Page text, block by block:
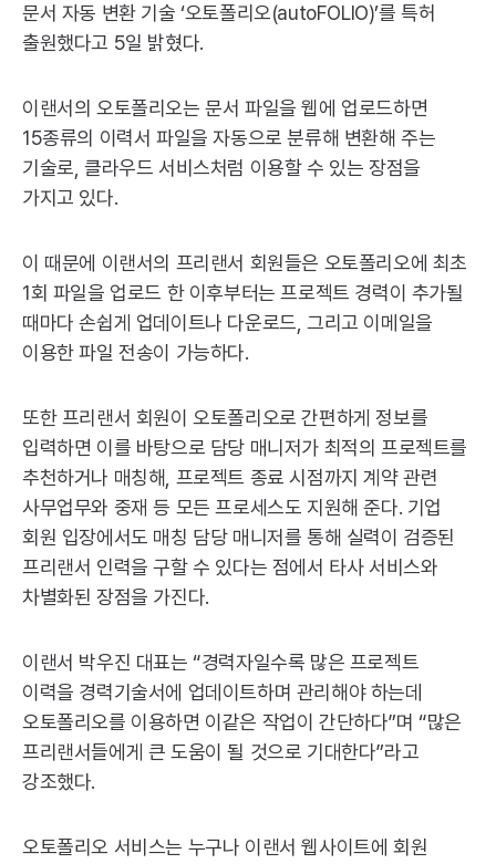
문서 자동 변환 기술 ‘오토폴리오(autoFOLIO)’를 특허
출원했다고 5일 밝혔다.
이랜서의 오토폴리오는 문서 파일을 웹에 업로드하면
15종류의 이력서 파일을 자동으로 분류해 변환해 주는
기술로, 클라우드 서비스처럼 이용할 수 있는 장점을
가지고 있다.
이 때문에 이랜서의 프리랜서 회원들은 오토폴리오에 최초
1회 파일을 업로드 한 이후부터는 프로젝트 경력이 추가될
때마다 손쉽게 업데이트나 다운로드, 그리고 이메일을
이용한 파일 전송이 가능하다.
또한 프리랜서 회원이 오토폴리오로 간편하게 정보를
입력하면 이를 바탕으로 담당 매니저가 최적의 프로젝트를
추천하거나 매칭해, 프로젝트 종료 시점까지 계약 관련
사무업무와 중재 등 모든 프로세스도 지원해 준다. 기업
회원 입장에서도 매칭 담당 매니저를 통해 실력이 검증된
프리랜서 인력을 구할 수 있다는 점에서 타사 서비스와
차별화된 장점을 가진다.
이랜서 박우진 대표는 “경력자일수록 많은 프로젝트
이력을 경력기술서에 업데이트하며 관리해야 하는데
오토폴리오를 이용하면 이같은 작업이 간단하다”며 “많은
프리랜서들에게 큰 도움이 될 것으로 기대한다”라고
강조했다.
오토폴리오 서비스는 누구나 이랜서 웹사이트에 회원